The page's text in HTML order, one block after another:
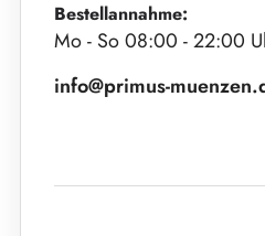
Bestellannahme:
Mo - So 08:00 - 22:00
info@primus-